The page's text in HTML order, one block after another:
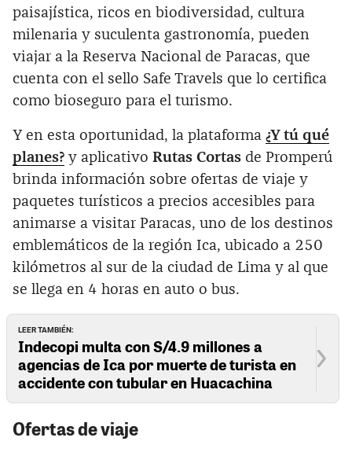
paisajística, ricos en biodiversidad, cultura
milenaria y suculenta gastronomía, pueden
viajar a la Reserva Nacional de Paracas, que
cuenta con el sello Safe Travels que lo certifica
como bioseguro para el turismo.
Y en esta oportunidad, la plataforma ¿Y tú qué
planes? y aplicativo Rutas Cortas de Promperú
brinda información sobre ofertas de viaje y
paquetes turísticos a precios accesibles para
animarse a visitar Paracas, uno de los destinos
emblemáticos de la región Ica, ubicado a 250
kilómetros al sur de la ciudad de Lima y al que
se llega en 4 horas en auto o bus.
LEER TAMBIÉN:
Indecopi multa con S/4.9 millones a
agencias de Ica por muerte de turista en
accidente con tubular en Huacachina
Ofertas de viaje